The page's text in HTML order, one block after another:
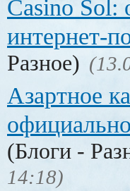
Casino Sol:
интернет-
Разное)
Азартное
(Блоги -
14:18)